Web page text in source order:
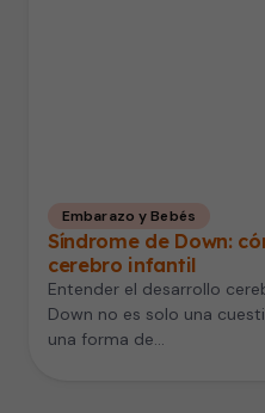
Embarazo y Bebés
Síndrome de Down:
cerebro infantil
Entender el desarrollo
Down no es solo una
una forma de…